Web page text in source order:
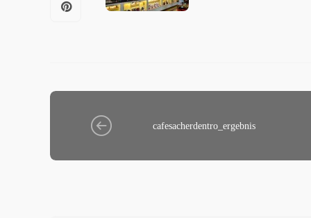
cafesacherdentro_ergebnis